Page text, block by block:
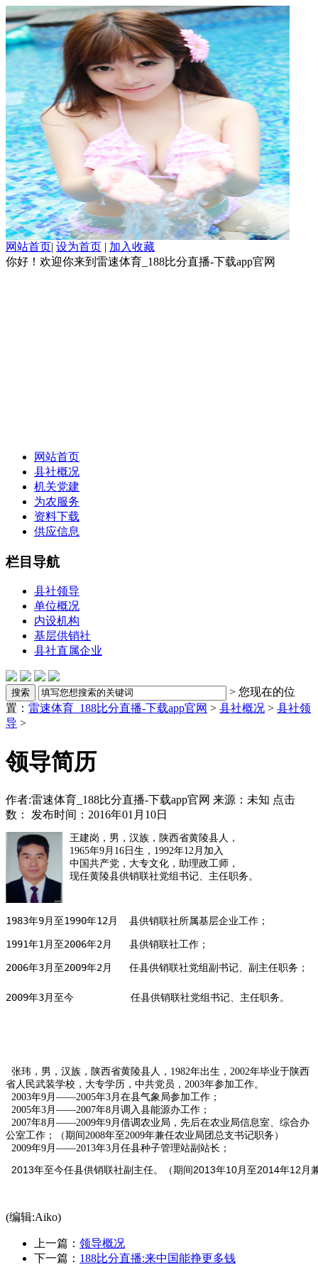
网站首页| 设为首页 | 加入收藏
你好！欢迎你来到雷速体育_188比分直播-下载app官网
网站首页
县社概况
机关党建
为农服务
资料下载
供应信息
栏目导航
县社领导
单位概况
内设机构
基层供销社
县社直属企业
> 您现在的位
置： 雷速体育_188比分直播-下载app官网 > 县社概况 > 县社领
导 >
领导简历
作者:雷速体育_188比分直播-下载app官网 来源：未知 点击
数： 发布时间：2016年01月10日
王建岗，男，汉族，陕西省黄陵县人，
1965年9月16日生，1992年12月加入
中国共产党，大专文化，助理政工师，
现任黄陵县供销联社党组书记、主任职务。
2009年3月至今          任县供销联社党组书记、主任职务。
张玮，男，汉族，陕西省黄陵县人，1982年出生，2002年毕业于陕西
省人民武装学校，大专学历，中共党员，2003年参加工作。
2003年9月——2005年3月在县气象局参加工作；
2005年3月——2007年8月调入县能源办工作；
2007年8月——2009年9月借调农业局，先后在农业局信息室、综合办
公室工作；（期间2008年至2009年兼任农业局团总支书记职务）
2009年9月——2013年3月任县种子管理站副站长；
2013年至今任县供销联社副主任。（期间2013年10月至2014年12月
(编辑:Aiko)
上一篇： 领导概况
下一篇： 188比分直播:来中国能挣更多钱